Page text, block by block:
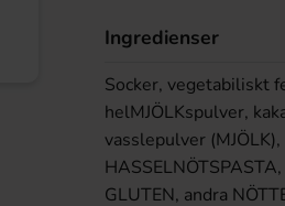
Ingredienser
Socker, vegetabiliskt
helMJÖLKspulver,
vasslepulver
GLUTEN, andra